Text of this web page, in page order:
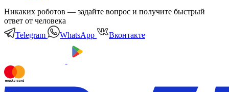
Никаких роботов — задайте вопрос и получите быстрый
ответ от человека
Telegram
WhatsApp Вконтакте